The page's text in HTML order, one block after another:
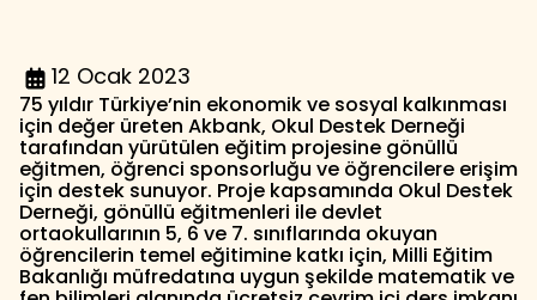
12 Ocak 2023
75 yıldır Türkiye’nin ekonomik ve sosyal kalkınması
için değer üreten Akbank, Okul Destek Derneği
tarafından yürütülen eğitim projesine gönüllü
eğitmen, öğrenci sponsorluğu ve öğrencilere erişim
için destek sunuyor. Proje kapsamında Okul Destek
Derneği, gönüllü eğitmenleri ile devlet
ortaokullarının 5, 6 ve 7. sınıflarında okuyan
öğrencilerin temel eğitimine katkı için, Milli Eğitim
Bakanlığı müfredatına uygun şekilde matematik ve